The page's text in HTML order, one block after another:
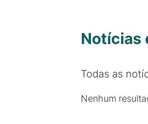
Notícias
Todas as
Nenhum